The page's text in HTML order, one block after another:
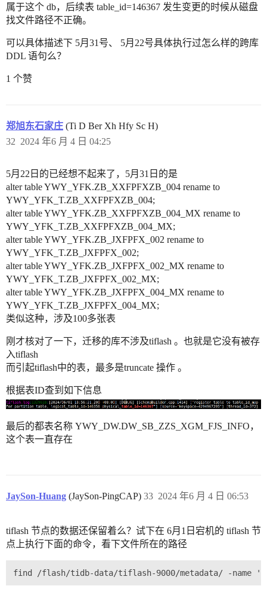
属于这个 db，后续表 table_id=146367 发生变更的时候从磁盘
找文件路径不正确。
可以具体描述下 5月31号、 5月22号具体执行过怎么样的跨库
DDL 语句么？
1 个赞
郑旭东石家庄 (Ti D Ber Xh Hfy Sc H)
2024 年6 月 4 日 04:25
32
5月22日的已经想不起来了，5月31日的是
alter table YWY_YFK.ZB_XXFPFXZB_004 rename to
YWY_YFK_T.ZB_XXFPFXZB_004;
alter table YWY_YFK.ZB_XXFPFXZB_004_MX rename to
YWY_YFK_T.ZB_XXFPFXZB_004_MX;
alter table YWY_YFK.ZB_JXFPFX_002 rename to
YWY_YFK_T.ZB_JXFPFX_002;
alter table YWY_YFK.ZB_JXFPFX_002_MX rename to
YWY_YFK_T.ZB_JXFPFX_002_MX;
alter table YWY_YFK.ZB_JXFPFX_004_MX rename to
YWY_YFK_T.ZB_JXFPFX_004_MX;
类似这种，涉及100多张表
刚才核对了一下，迁移的库不涉及tiflash 。也就是它没有被存
入tiflash
而引起tiflash中的表，最多是truncate 操作 。
根据表ID查到如下信息
最后的都表名称 YWY_DW.DW_SB_ZZS_XGM_FJS_INFO，
这个表一直存在
JaySon-Huang (JaySon-PingCAP) 2024 年6 月 4 日 06:53
33
tiflash 节点的数据还保留着么？试下在 6月1日宕机的 tiflash 节
点上执行下面的命令，看下文件所在的路径